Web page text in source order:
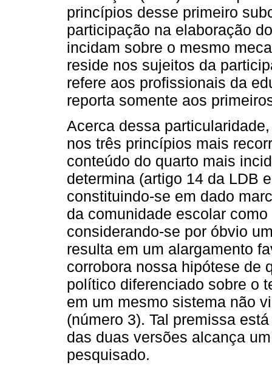
princípios desse primeiro
participação na elaboração
incidam sobre o mesmo
reside nos sujeitos da
refere aos profissionais da
reporta somente aos
Acerca dessa
nos três princípios mais
conteúdo do quarto mais
determina (artigo 14 da LDB
constituindo-se em dado
da comunidade escolar
considerando-se por óbvio
resulta em um alargamento
corrobora nossa hipótese de
político diferenciado sobre o
em um mesmo sistema não
(número 3). Tal premissa
das duas versões alcança
pesquisado.